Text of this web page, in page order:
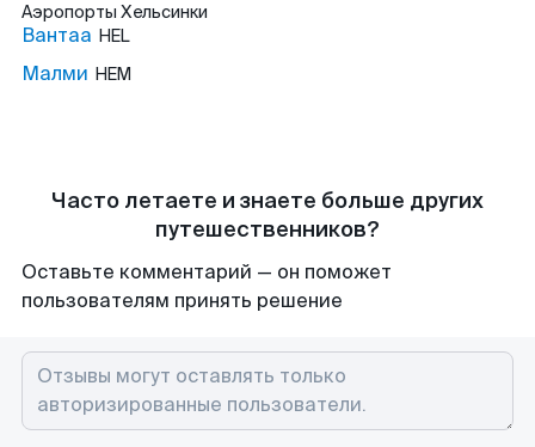
Аэропорты Хельсинки
Вантаа HEL
Малми HEM
Часто летаете и знаете больше других
путешественников?
Оставьте комментарий — он поможет
пользователям принять решение